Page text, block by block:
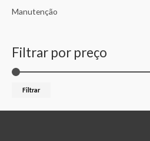
Manutenção
Filtrar por preço
Filtrar